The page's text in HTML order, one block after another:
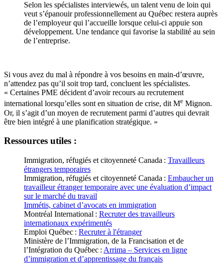
Selon les spécialistes interviewés, un talent venu de loin qui
veut s’épanouir professionnellement au Québec restera auprès
de l’employeur qui l’accueille lorsque celui-ci appuie son
développement. Une tendance qui favorise la stabilité au sein
de l’entreprise.
Si vous avez du mal à répondre à vos besoins en main-d’œuvre,
n’attendez pas qu’il soit trop tard, concluent les spécialistes.
« Certaines PME décident d’avoir recours au recrutement
international lorsqu’elles sont en situation de crise, dit Me Mignon.
Or, il s’agit d’un moyen de recrutement parmi d’autres qui devrait
être bien intégré à une planification stratégique. »
Ressources utiles :
Immigration, réfugiés et citoyenneté Canada : Travailleurs
étrangers temporaires
Immigration, réfugiés et citoyenneté Canada : Embaucher un
travailleur étranger temporaire avec une évaluation d’impact
sur le marché du travail
Immétis, cabinet d’avocats en immigration
Montréal International : Recruter des travailleurs
internationaux expérimentés
Emploi Québec : Recruter à l'étranger
Ministère de l’Immigration, de la Francisation et de
l’Intégration du Québec : Arrima – Services en ligne
d’immigration et d’apprentissage du français